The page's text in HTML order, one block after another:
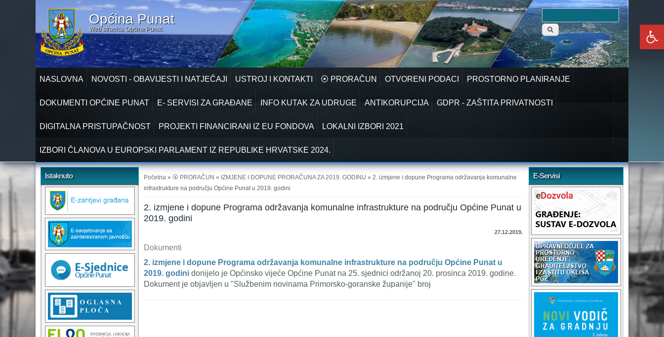
Općina Punat
Web stranica Općine Punat.
pretraživanja
Pretraga
NASLOVNA NOVOSTI - OBAVIJESTI I NATJEČAJI USTROJ I KONTAKTI ⦿ PRORAČUN OTVORENI PODACI PROSTORNO PLANIRANJE
DOKUMENTI OPĆINE PUNAT E- SERVISI ZA GRAĐANE INFO KUTAK ZA UDRUGE ANTIKORUPCIJA GDPR - ZAŠTITA PRIVATNOSTI
DIGITALNA PRISTUPAČNOST PROJEKTI FINANCIRANI IZ EU FONDOVA LOKALNI IZBORI 2021
IZBORI ČLANOVA U EUROPSKI PARLAMENT IZ REPUBLIKE HRVATSKE 2024.
Vi ste ovdje
Početna » ⦿ PRORAČUN » IZMJENE I DOPUNE PRORAČUNA ZA 2019. GODINU » 2. izmjene i dopune Programa održavanja komunalne
infrastrukture na području Općine Punat u 2019. godini
2. izmjene i dopune Programa održavanja komunalne infrastrukture na području Općine Punat u
2019. godini
27.12.2019.
Dokumenti
2. izmjene i dopune Programa održavanja komunalne infrastrukture na području Općine Punat u
2019. godinidonijelo je Općinsko vijeće Općine Punat na 25. sjednici održanoj 20. prosinca 2019. godine.
Dokument je objavljen u "Službenim novinama Primorsko-goranske županije" broj
Istaknuto E-Servisi